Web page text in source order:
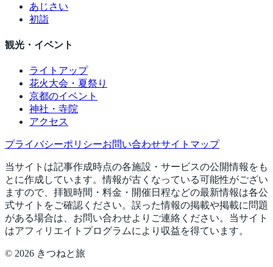
あじさい
初詣
観光・イベント
ライトアップ
花火大会・夏祭り
京都のイベント
神社・寺院
アクセス
プライバシーポリシーお問い合わせサイトマップ
当サイトは記事作成時点の各施設・サービスの公開情報をも
とに作成しています。情報が古くなっている可能性がござい
ますので、拝観時間・料金・開催日程などの最新情報は各公
式サイトをご確認ください。誤った情報の掲載や掲載に問題
がある場合は、お問い合わせよりご連絡ください。当サイト
はアフィリエイトプログラムにより収益を得ています。
© 2026 きつねと旅